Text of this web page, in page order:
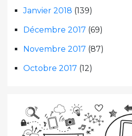
Janvier 2018 (139)
Décembre 2017 (69)
Novembre 2017 (87)
Octobre 2017 (12)